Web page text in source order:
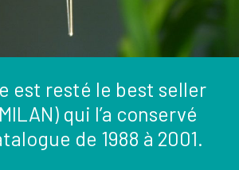
est resté le best seller
qui l’a conservé
de 1988 à 2001.